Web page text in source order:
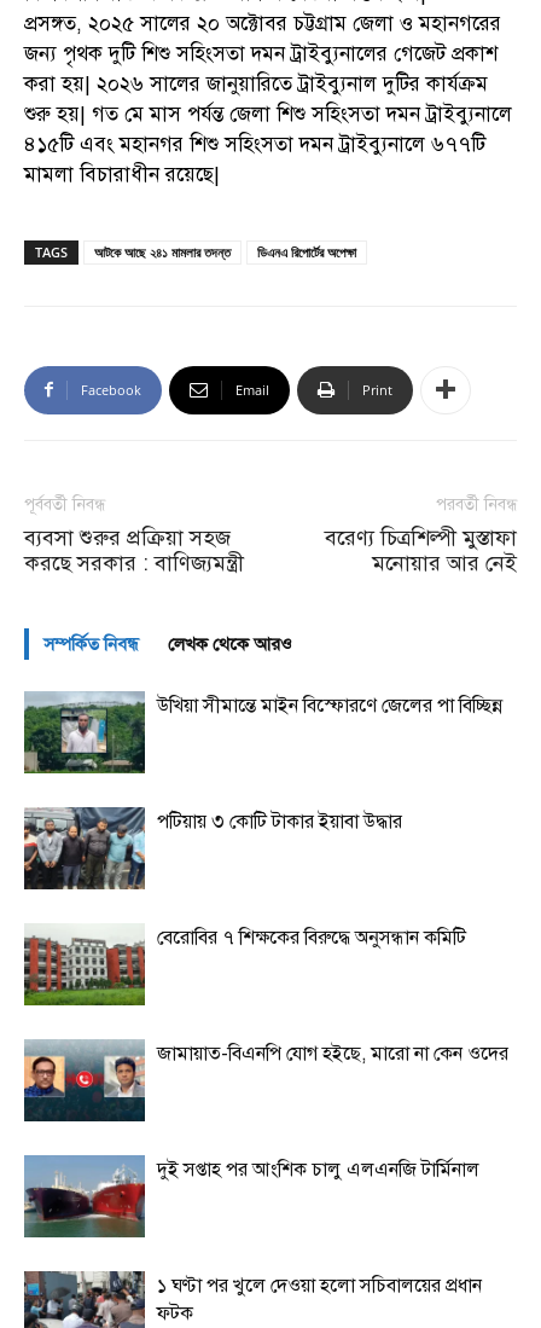
প্রসঙ্গত, ২০২৫ সালের ২০ অক্টোবর চট্টগ্রাম জেলা ও মহানগরের
জন্য পৃথক দুটি শিশু সহিংসতা দমন ট্রাইব্যুনালের গেজেট প্রকাশ
করা হয়| ২০২৬ সালের জানুয়ারিতে ট্রাইব্যুনাল দুটির কার্যক্রম
শুরু হয়| গত মে মাস পর্যন্ত জেলা শিশু সহিংসতা দমন ট্রাইব্যুনালে
৪১৫টি এবং মহানগর শিশু সহিংসতা দমন ট্রাইব্যুনালে ৬৭৭টি
মামলা বিচারাধীন রয়েছে|
TAGS আটকে আছে ২৪১ মামলার তদন্ত ডিএনএ রিপোর্টের অপেক্ষা
Facebook Email Print
পূর্ববর্তী নিবন্ধ
ব্যবসা শুরুর প্রক্রিয়া সহজ
করছে সরকার : বাণিজ্যমন্ত্রী
পরবর্তী নিবন্ধ
বরেণ্য চিত্রশিল্পী মুস্তাফা
মনোয়ার আর নেই
সম্পর্কিত নিবন্ধ লেখক থেকে আরও
উখিয়া সীমান্তে মাইন বিস্ফোরণে জেলের পা বিচ্ছিন্ন
পটিয়ায় ৩ কোটি টাকার ইয়াবা উদ্ধার
বেরোবির ৭ শিক্ষকের বিরুদ্ধে অনুসন্ধান কমিটি
জামায়াত-বিএনপি যোগ হইছে, মারো না কেন ওদের
দুই সপ্তাহ পর আংশিক চালু এলএনজি টার্মিনাল
১ ঘণ্টা পর খুলে দেওয়া হলো সচিবালয়ের প্রধান
ফটক